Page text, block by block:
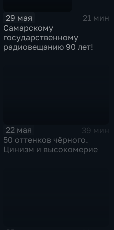
29 мая
21 мин
Самарскому
государственному
радиовещанию 90 лет!
22 мая
39 мин
50 оттенков чёрного.
Цинизм и высокомерие